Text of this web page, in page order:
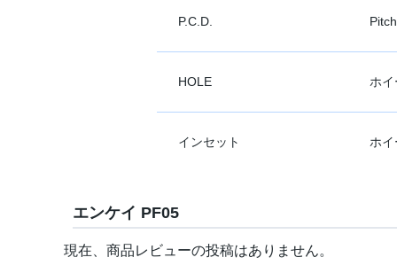
P.C.D.
HOLE ホ
インセット ホ
エンケイ PF05
現在、商品レビューの投稿はありません。